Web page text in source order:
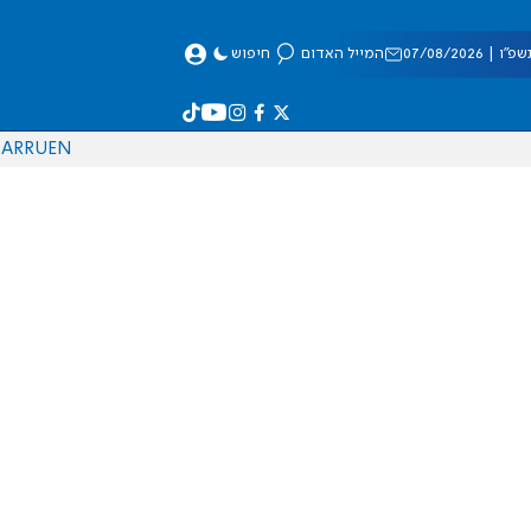
08/2026 המייל האדום חיפוש
EN
RU
AR